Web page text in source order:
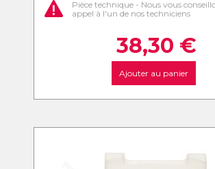
Pièce technique - Nous vous
appel à l'un de nos techniciens
38,30 €
Ajouter au panier